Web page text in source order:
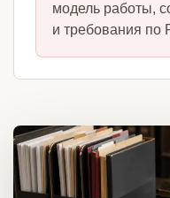
модель работы,
и требования по